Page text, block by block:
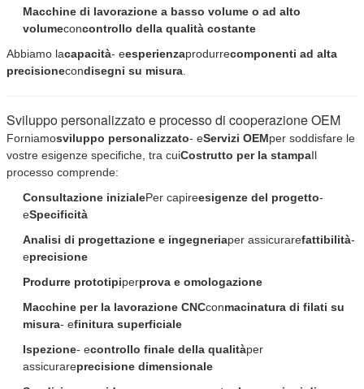
Lasciate un messaggio
Ti richiameremo presto!
Invia
Macchine di lavorazione a basso volume o ad alto
volumeconcontrollo della qualità costante
Abbiamo lacapacità- eesperienzaprodurrecomponenti ad alta
precisionecondisegni su misura
Sviluppo personalizzato e processo di cooperazione OEM
Forniamosviluppo personalizzato- eServizi OEMper soddisfare le
vostre esigenze specifiche, tra cuiCostrutto per la stampaIl
processo comprende:
Consultazione inizialePer capireesigenze del progetto-
eSpecificità
Analisi di progettazione e ingegneriaper assicurarefattibilità-
eprecisione
Produrre prototipiperprova e omologazione
Macchine per la lavorazione CNCconmacinatura di filati su
misura- efinitura superficiale
Ispezione- econtrollo finale della qualitàper
assicurareprecisione dimensionale